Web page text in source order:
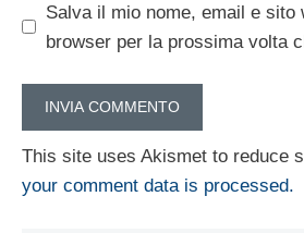
Salva il mio nome, email e sito
browser per la prossima volta
This site uses Akismet to reduce
your comment data is processed.